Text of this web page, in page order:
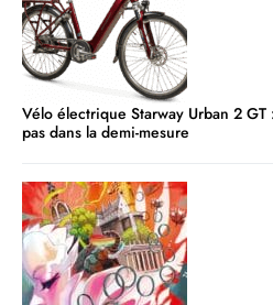
Vélo électrique Starway Urban 2
pas dans la demi-mesure